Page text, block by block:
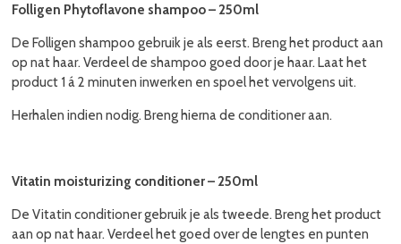
Folligen Phytoflavone shampoo – 250ml
De Folligen shampoo gebruik je als eerst. Breng het product aan
op nat haar. Verdeel de shampoo goed door je haar. Laat het
product 1 á 2 minuten inwerken en spoel het vervolgens uit.
Herhalen indien nodig. Breng hierna de conditioner aan.
Vitatin moisturizing conditioner – 250ml
De Vitatin conditioner gebruik je als tweede. Breng het product
aan op nat haar. Verdeel het goed over de lengtes en punten